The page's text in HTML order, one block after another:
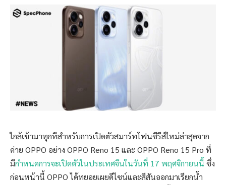
ใกล้เข้ามาทุกทีสำหรับการเปิดตัวสมาร์ทโฟนซีรีส์ใหม่ล่าสุดจาก
ค่าย OPPO อย่าง OPPO Reno 15 และ OPPO Reno 15 Pro ที่
มีกำหนดการจะเปิดตัวในประเทศจีนในวันที่ 17 พฤศจิกายนนี้ ซึ่ง
ก่อนหน้านี้ OPPO ได้ทยอยเผยดีไซน์และสีสันออกมาเรียกน้ำ